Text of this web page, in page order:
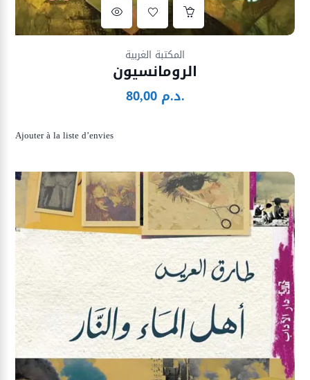
المكتبة الغربية
الرومانسيون
80,00 د.م.
Ajouter à la liste d’envies